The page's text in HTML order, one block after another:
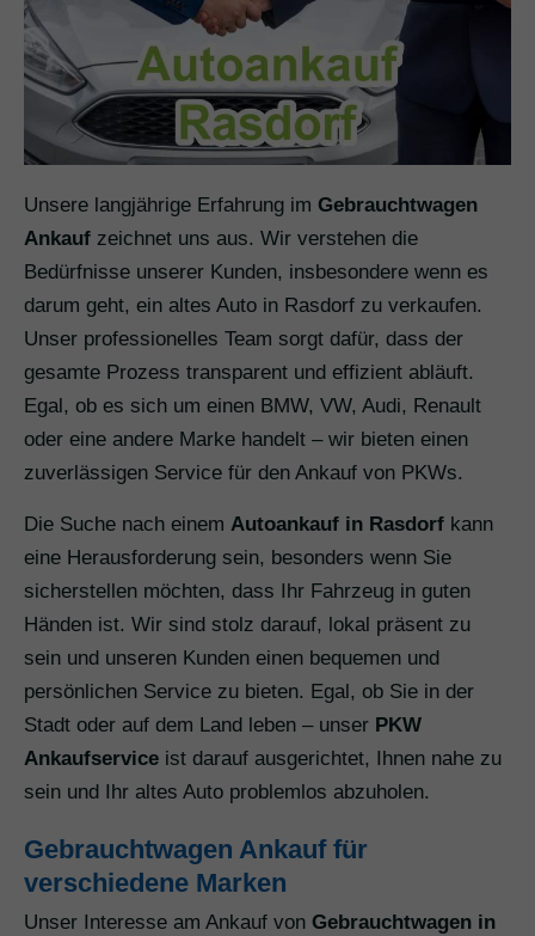
Unsere langjährige Erfahrung im Gebrauchtwagen
Ankauf zeichnet uns aus. Wir verstehen die
Bedürfnisse unserer Kunden, insbesondere wenn es
darum geht, ein altes Auto in Rasdorf zu verkaufen.
Unser professionelles Team sorgt dafür, dass der
gesamte Prozess transparent und effizient abläuft.
Egal, ob es sich um einen BMW, VW, Audi, Renault
oder eine andere Marke handelt – wir bieten einen
zuverlässigen Service für den Ankauf von PKWs.
Die Suche nach einem Autoankauf in Rasdorf kann
eine Herausforderung sein, besonders wenn Sie
sicherstellen möchten, dass Ihr Fahrzeug in guten
Händen ist. Wir sind stolz darauf, lokal präsent zu
sein und unseren Kunden einen bequemen und
persönlichen Service zu bieten. Egal, ob Sie in der
Stadt oder auf dem Land leben – unser PKW
Ankaufservice ist darauf ausgerichtet, Ihnen nahe zu
sein und Ihr altes Auto problemlos abzuholen.
Gebrauchtwagen Ankauf für
verschiedene Marken
Unser Interesse am Ankauf von Gebrauchtwagen in